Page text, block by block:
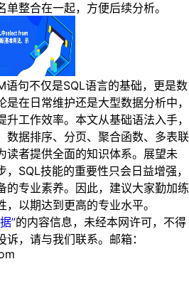
整合在一起，方便后续分析。
语句不仅是SQL语言的基础，更是数
在日常维护还是大型数据分析中，
工作效率。本文从基础语法入手，
数据排序、分页、聚合函数、多表联
读者提供全面的知识体系。展望未
SQL技能的重要性只会日益增强，
的专业素养。因此，建议大家勤加练
以期达到更高的专业水平。
”的内容信息，未经本网许可，不得
，请与我们联系。邮箱：